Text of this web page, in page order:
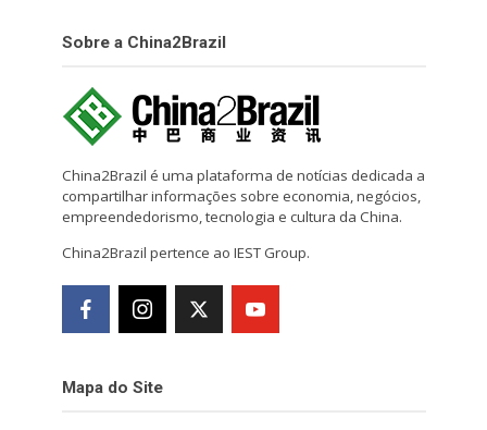
Sobre a China2Brazil
China2Brazil é uma plataforma de notícias dedicada a
compartilhar informações sobre economia, negócios,
empreendedorismo, tecnologia e cultura da China.
China2Brazil pertence ao IEST Group.
Mapa do Site